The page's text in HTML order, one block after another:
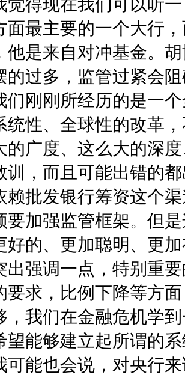
觉得现在我们可以听
面最主要的一个大行
他是来自对冲基金。
的过多，监管过紧会
们刚刚所经历的是一
统性、全球性的改革
的广度、这么大的深
训，而且可能出错的
赖批发银行筹资这个
要加强监管框架。但
好的、更加聪明、更
出强调一点，特别重
要求，比例下降等方
，我们在金融危机学
望能够建立起所谓的
可能也会说，对央行